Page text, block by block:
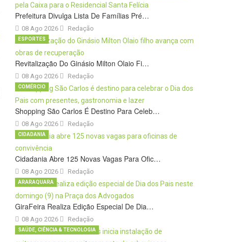
Prefeitura Divulga Lista De Famílias Pré…
08 Ago 2026 Redação
Revitalização Do Ginásio Milton Olaio Fi…
08 Ago 2026
ESPORTES
Redação
Shopping São Carlos É Destino Para Celeb…
08 Ago 2026
COMÉRCIO
Redação
Cidadania Abre 125 Novas Vagas Para Ofic…
08 Ago 2026
CIDADANIA
Redação
GiraFeira Realiza Edição Especial De Dia…
08 Ago 2026
ARARAQUARA
Redação
SAÚDE, CIÊNCIA & TECNOLOGIA